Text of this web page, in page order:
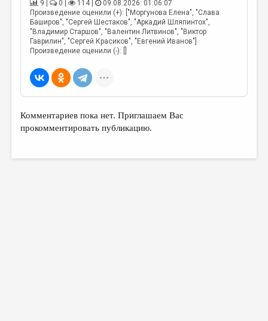
9 |
0 | 114 |
09.08.2026. 01:06:07
Произведение оценили (+): ["Моргунова Елена", "Слава
Баширов", "Сергей Шестаков", "Аркадий Шляпинтох",
"Владимир Старшов", "Валентин Литвинов", "Виктор
Гаврилин", "Сергей Красиков", "Евгений Иванов"]
Произведение оценили (-): []
Комментариев пока нет. Приглашаем Вас
прокомментировать публикацию.